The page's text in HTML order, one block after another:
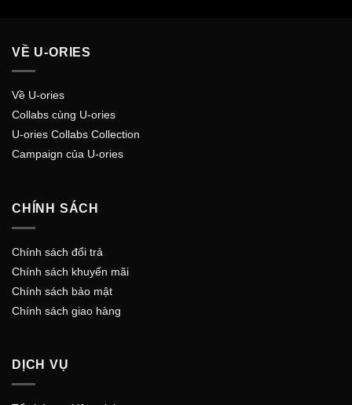
VỀ U-ORIES
Về U-ories
Collabs cùng U-ories
U-ories Collabs Collection
Campaign của U-ories
CHÍNH SÁCH
Chính sách đổi trả
Chính sách khuyến mãi
Chính sách bảo mật
Chính sách giao hàng
DỊCH VỤ